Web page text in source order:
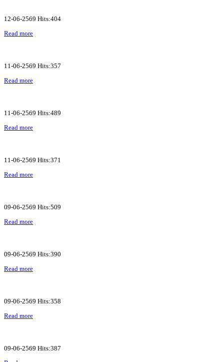
12-06-2569 Hits:404
Read more
11-06-2569 Hits:357
Read more
11-06-2569 Hits:489
Read more
11-06-2569 Hits:371
Read more
09-06-2569 Hits:509
Read more
09-06-2569 Hits:390
Read more
09-06-2569 Hits:358
Read more
09-06-2569 Hits:387